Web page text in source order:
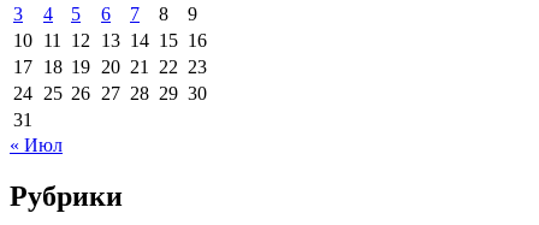
3
4 5 6 7 8
9
10 11 12 13 14 15 16
17 18 19 20 21 22 23
24 25 26 27 28 29 30
31
« Июл
Рубрики